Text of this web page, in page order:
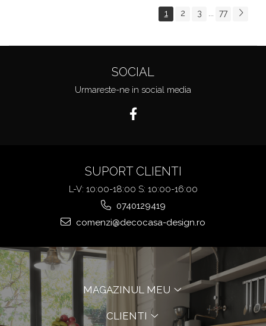
1 2 3 77
SOCIAL
Urmareste-ne in social media
SUPORT CLIENTI
L-V: 10:00-18:00 S: 10:00-16:00
0740129419
comenzi@decocasa-design.ro
MAGAZINUL MEU
CLIENTI